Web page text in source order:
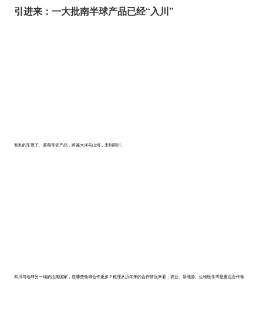
引进来：一大批南半球产品已经“入川”
智利的车厘子、蓝莓等农产品，跨越大洋与山河，来到四川。
四川与地球另一端的拉美国家，在哪些领域合作更多？梳理从历年来的合作情况来看，农业、新能源、生物医学等是重点合作领